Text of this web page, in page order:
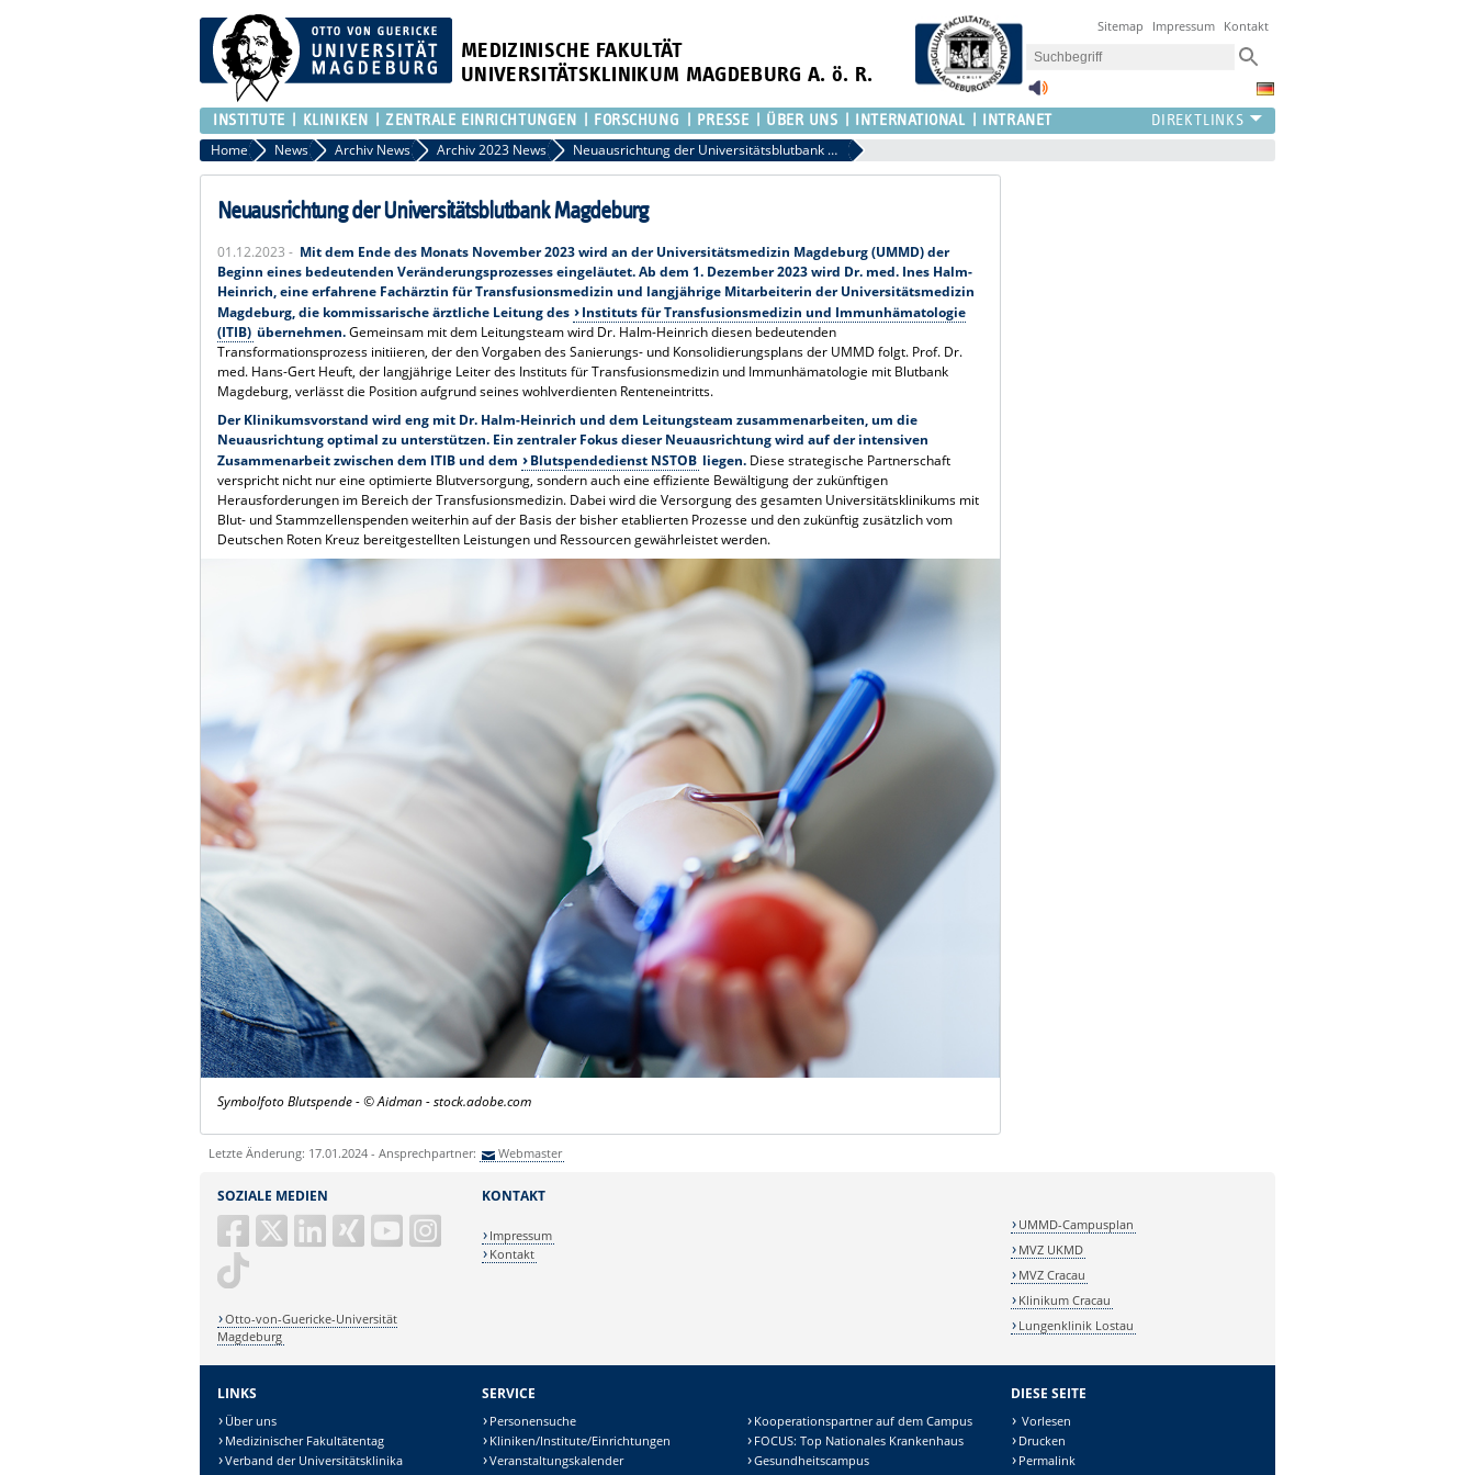
MEDIZINISCHE FAKULTÄT
UNIVERSITÄTSKLINIKUM MAGDEBURG A. ö. R.
Sitemap Impressum Kontakt
INSTITUTE KLINIKEN ZENTRALE EINRICHTUNGEN FORSCHUNG PRESSE ÜBER UNS INTERNATIONAL INTRANET
Home News Archiv News Archiv 2023 News Neuausrichtung der Universitätsblutbank Magdeburg
Neuausrichtung der Universitätsblutbank Magdeburg
01.12.2023 - Mit dem Ende des Monats November 2023 wird an der Universitätsmedizin Magdeburg (UMMD) der
Beginn eines bedeutenden Veränderungsprozesses eingeläutet. Ab dem 1. Dezember 2023 wird Dr. med. Ines Halm-
Heinrich, eine erfahrene Fachärztin für Transfusionsmedizin und langjährige Mitarbeiterin der Universitätsmedizin
Magdeburg, die kommissarische ärztliche Leitung des
Instituts für Transfusionsmedizin und Immunhämatologie
(ITIB) übernehmen.Gemeinsam mit dem Leitungsteam wird Dr. Halm-Heinrich diesen bedeutenden
Transformationsprozess initiieren, der den Vorgaben des Sanierungs- und Konsolidierungsplans der UMMD folgt. Prof. Dr.
med. Hans-Gert Heuft, der langjährige Leiter des Instituts für Transfusionsmedizin und Immunhämatologie mit Blutbank
Magdeburg, verlässt die Position aufgrund seines wohlverdienten Renteneintritts.
Der Klinikumsvorstand wird eng mit Dr. Halm-Heinrich und dem Leitungsteam zusammenarbeiten, um die
Neuausrichtung optimal zu unterstützen. Ein zentraler Fokus dieser Neuausrichtung wird auf der intensiven
Zusammenarbeit zwischen dem ITIB und dem
Blutspendedienst NSTOB liegen.Diese strategische Partnerschaft
verspricht nicht nur eine optimierte Blutversorgung, sondern auch eine effiziente Bewältigung der zukünftigen
Herausforderungen im Bereich der Transfusionsmedizin. Dabei wird die Versorgung des gesamten Universitätsklinikums mit
Blut- und Stammzellenspenden weiterhin auf der Basis der bisher etablierten Prozesse und den zukünftig zusätzlich vom
Deutschen Roten Kreuz bereitgestellten Leistungen und Ressourcen gewährleistet werden.
Symbolfoto Blutspende - © Aidman - stock.adobe.com
Letzte Änderung: 17.01.2024 - Ansprechpartner: Webmaster
SOZIALE MEDIEN
Otto-von-Guericke-Universität
Magdeburg
KONTAKT
Impressum
Kontakt
UMMD-Campusplan
MVZ UKMD
MVZ Cracau
Klinikum Cracau
Lungenklinik Lostau
LINKS
Über uns
Medizinischer Fakultätentag
Verband der Universitätsklinika
SERVICE
Personensuche
Kliniken/Institute/Einrichtungen
Veranstaltungskalender
Kooperationspartner auf dem Campus
FOCUS: Top Nationales Krankenhaus
Gesundheitscampus
DIESE SEITE
Vorlesen
Drucken
Permalink